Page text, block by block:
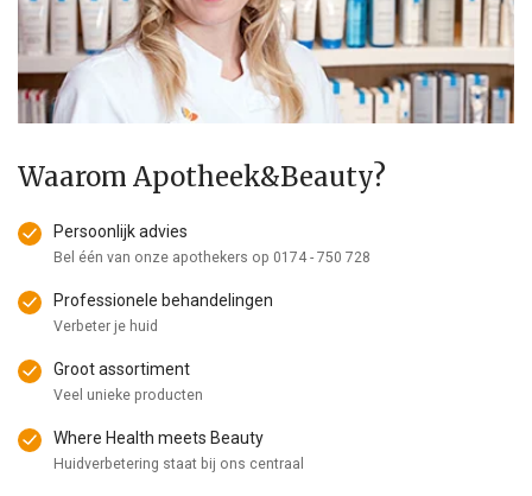
Waarom Apotheek&Beauty?
Persoonlijk advies
Bel één van onze apothekers op 0174 - 750 728
Professionele behandelingen
Verbeter je huid
Groot assortiment
Veel unieke producten
Where Health meets Beauty
Huidverbetering staat bij ons centraal